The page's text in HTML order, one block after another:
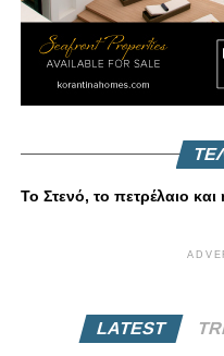
Το Στενό, το πετρέλαιο
LATEST